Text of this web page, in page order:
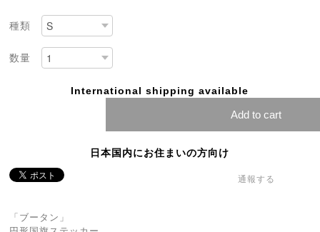
種類
数量
International shipping available
Add to cart
日本国内にお住まいの方向け
通報する
「ブータン」